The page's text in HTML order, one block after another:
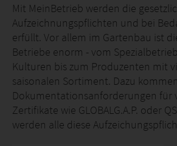
Mit MeinBetrieb werden die
Aufzeichnungspflichten und bei
erfüllt. Vor allem im Gartenbau ist
Betriebe enorm - vom
Kulturen bis zum Produzenten mit
saisonalen Sortiment. Dazu
Dokumentationsanforderungen für
Zertifikate wie GLOBALG.A.P. oder
werden alle diese